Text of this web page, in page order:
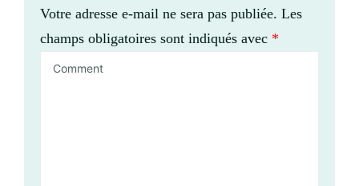
Votre adresse e-mail ne sera pas publiée. Les
champs obligatoires sont indiqués avec *